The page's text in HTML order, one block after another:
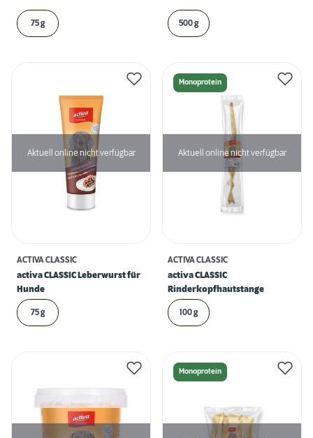
75 g 500 g
Aktuell online nicht verfügbar
ACTIVA CLASSIC
activa CLASSIC Leberwurst für
Hunde
75 g
Monoprotein
Aktuell online nicht verfügbar
ACTIVA CLASSIC
activa CLASSIC
Rinderkopfhautstange
100 g
Monoprotein